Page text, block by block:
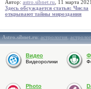
Автор: astro.sibnet.ru , 11 марта
Здесь обсуждается статья: Числа
открывают тайны мироздания
Astro.sibnet.ru:астрология,
Видео
Видеоролики
Photo